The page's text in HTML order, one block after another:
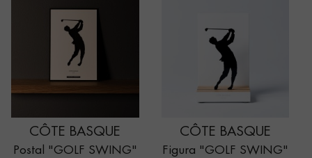
CÔTE BASQUE
Postal "GOLF SWING"
CÔTE BASQUE
Figura "GOLF SWING"